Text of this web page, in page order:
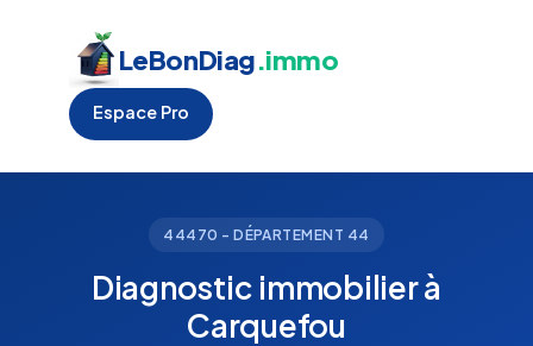
LeBonDiag.immo
Espace Pro
44470 - DÉPARTEMENT 44
Diagnostic immobilier à
Carquefou